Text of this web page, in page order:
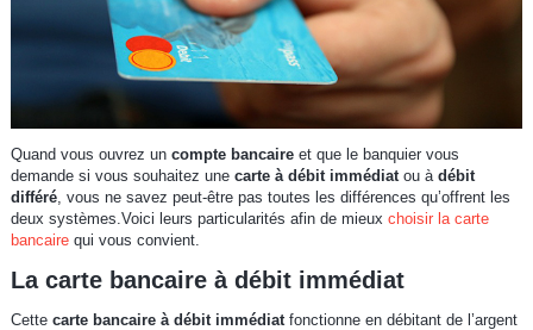
Quand vous ouvrez un compte bancaireet que le banquier vous
demande si vous souhaitez une carte à débit immédiatou à débit
différé, vous ne savez peut-être pas toutes les différences qu’offrent les
deux systèmes.Voici leurs particularités afin de mieux choisir la carte
bancairequi vous convient.
La carte bancaire à débit immédiat
Cette carte bancaire à débit immédiatfonctionne en débitant de l’argent